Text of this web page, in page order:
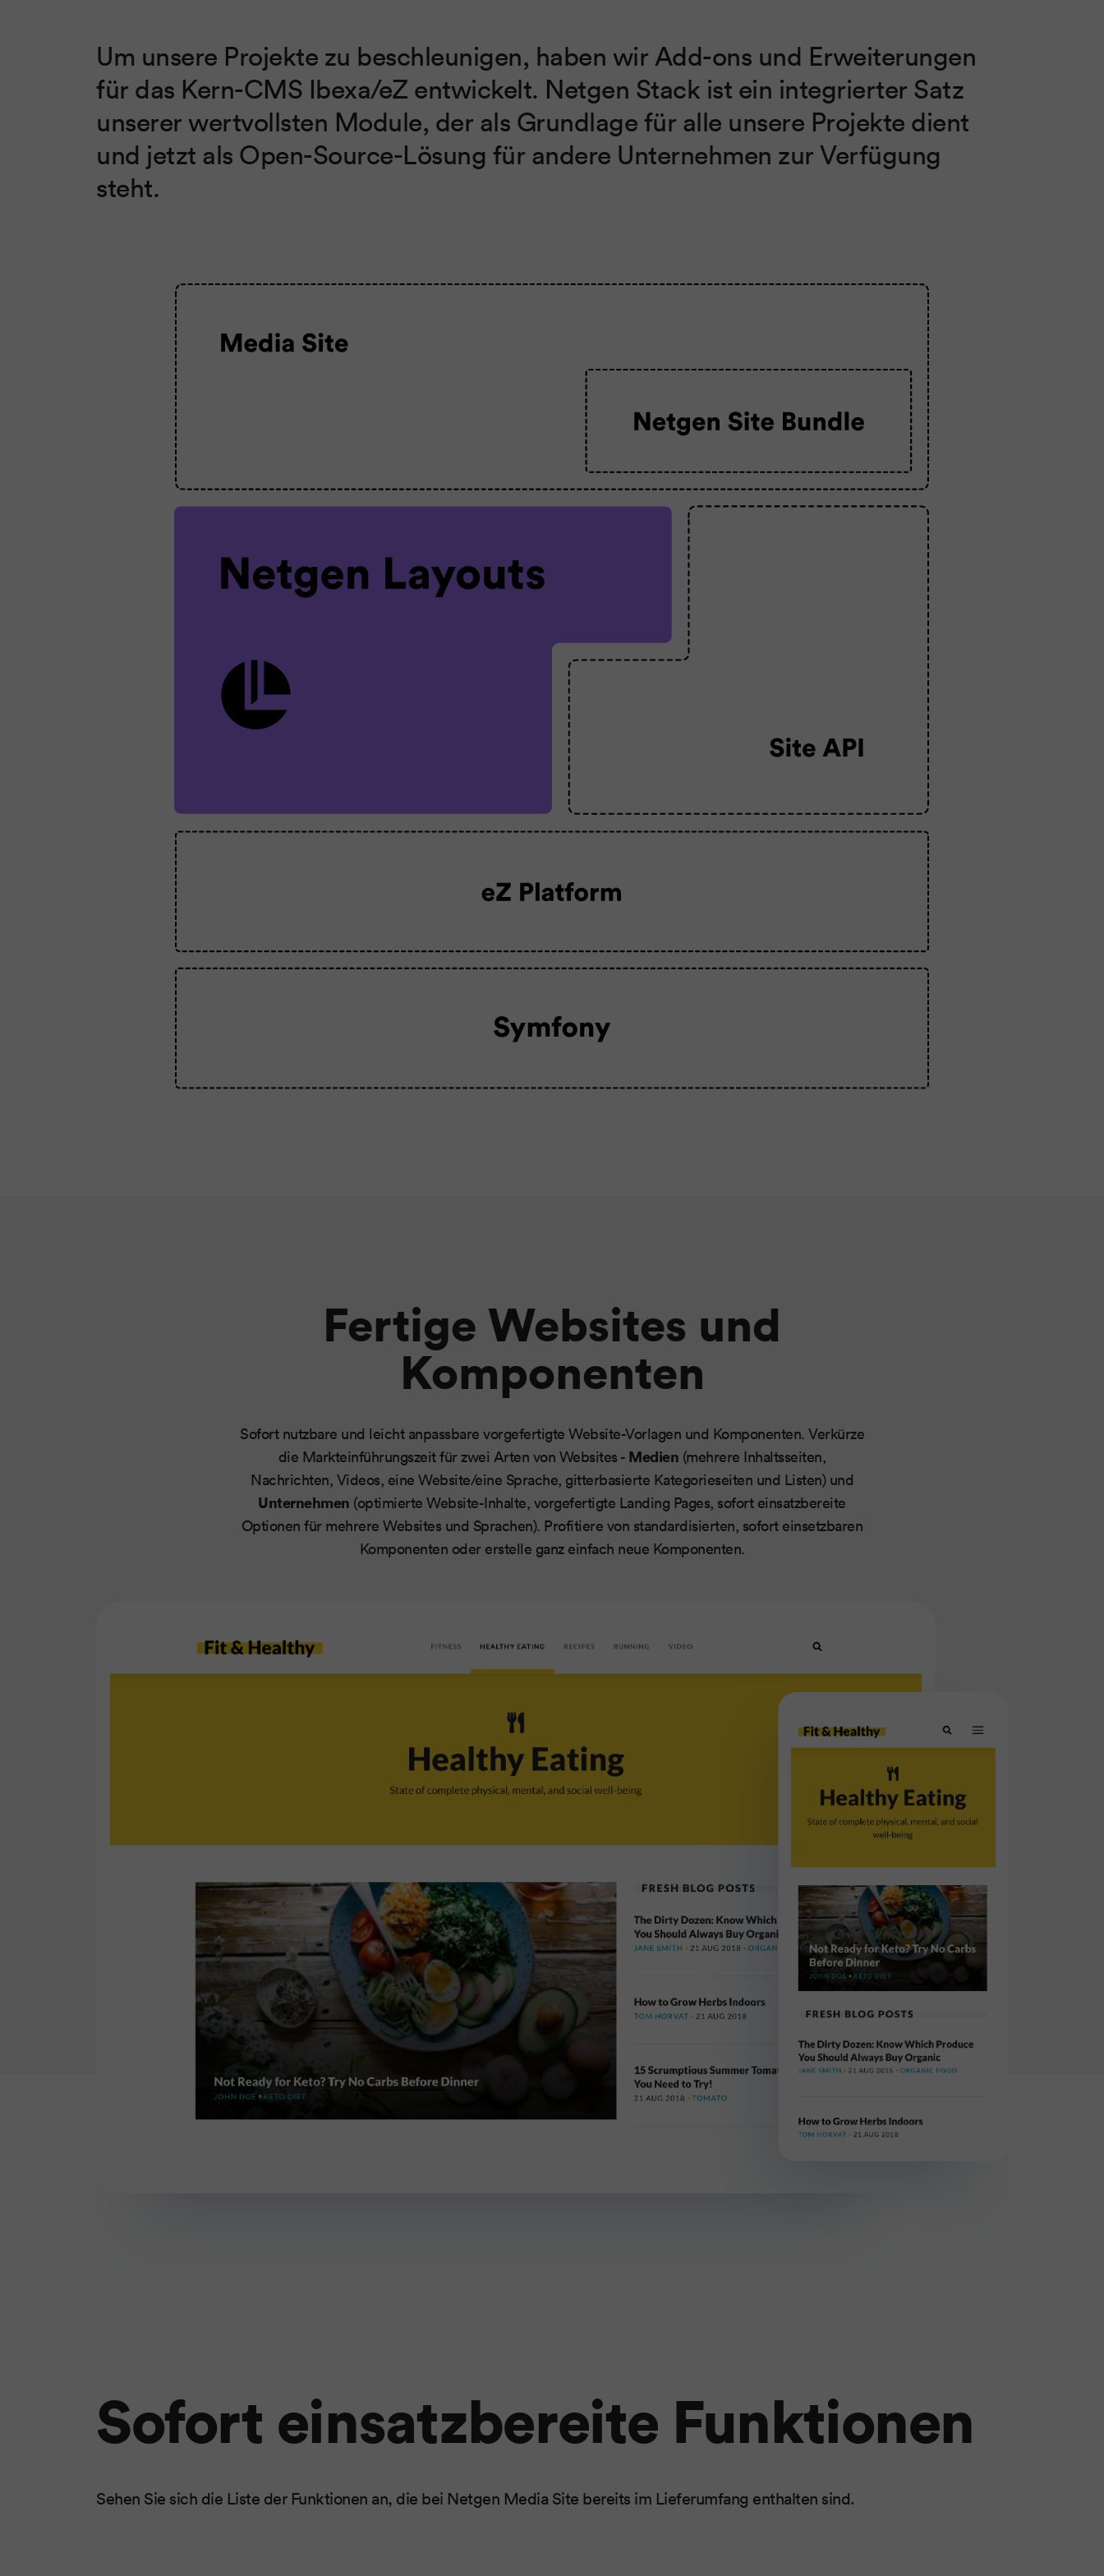
Um unsere Projekte zu beschleunigen, haben wir Add-ons und Erweiterungen
für das Kern-CMS Ibexa/eZ entwickelt. Netgen Stack ist ein integrierter Satz
unserer wertvollsten Module, der als Grundlage für alle unsere Projekte dient
und jetzt als Open-Source-Lösung für andere Unternehmen zur Verfügung
steht.
Fertige Websites und
Komponenten
Sofort nutzbare und leicht anpassbare vorgefertigte Website-Vorlagen und Komponenten. Verkürze
die Markteinführungszeit für zwei Arten von Websites - Medien (mehrere Inhaltsseiten,
Nachrichten, Videos, eine Website/eine Sprache, gitterbasierte Kategorieseiten und Listen) und
Unternehmen (optimierte Website-Inhalte, vorgefertigte Landing Pages, sofort einsatzbereite
Optionen für mehrere Websites und Sprachen). Profitiere von standardisierten, sofort einsetzbaren
Komponenten oder erstelle ganz einfach neue Komponenten.
Sofort einsatzbereite Funktionen
Sehen Sie sich die Liste der Funktionen an, die bei Netgen Media Site bereits im Lieferumfang enthalten sind.